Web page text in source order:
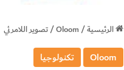
الرئيسية/
Oloom
/تصوير اللامرئي
Oloom تكنولوجيا